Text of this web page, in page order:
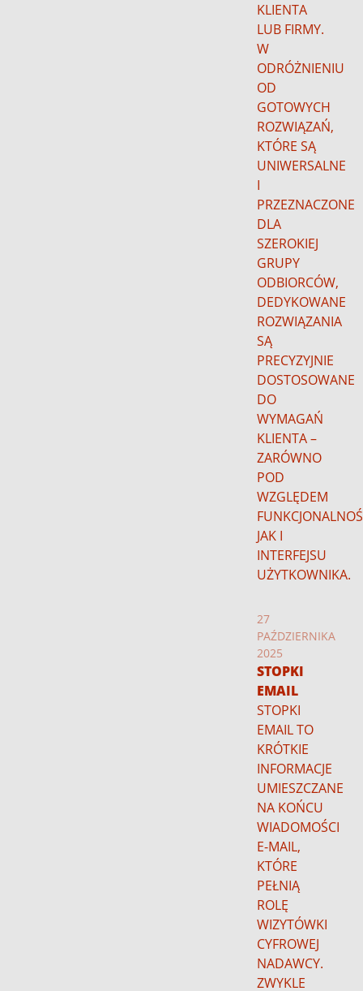
KLIENTA
LUB FIRMY.
W
ODRÓŻNIENIU
OD
GOTOWYCH
ROZWIĄZAŃ,
KTÓRE SĄ
UNIWERSALNE
I
PRZEZNACZONE
DLA
SZEROKIEJ
GRUPY
ODBIORCÓW,
DEDYKOWANE
ROZWIĄZANIA
SĄ
PRECYZYJNIE
DOSTOSOWANE
DO
WYMAGAŃ
KLIENTA –
ZARÓWNO
POD
WZGLĘDEM
JAK I
INTERFEJSU
UŻYTKOWNIKA.
27
PAŹDZIERNIKA
2025
STOPKI
EMAIL
STOPKI
EMAIL TO
KRÓTKIE
INFORMACJE
UMIESZCZANE
NA KOŃCU
WIADOMOŚCI
E-MAIL,
KTÓRE
PEŁNIĄ
ROLĘ
WIZYTÓWKI
CYFROWEJ
NADAWCY.
ZWYKLE